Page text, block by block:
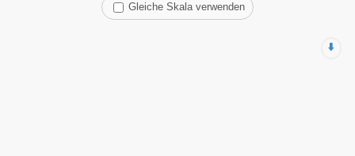
Gleiche Skala verwenden
⬇️